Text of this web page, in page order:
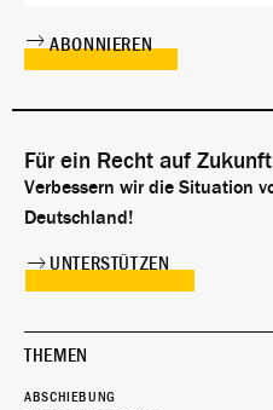
Für ein Recht auf
Verbessern wir die Situation
Deutschland!
UNTERSTÜTZEN
THEMEN
ABSCHIEBUNG